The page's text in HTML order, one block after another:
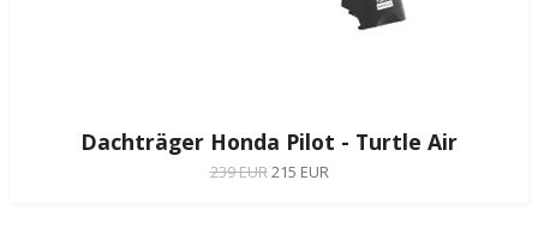
Dachträger Honda Pilot - Turtle Air
239 EUR215 EUR